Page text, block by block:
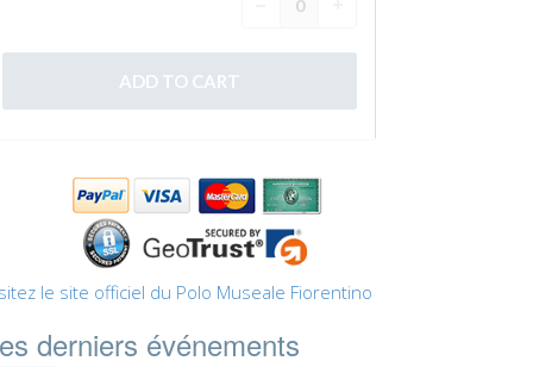
le site officiel du Polo Museale Fiorentino
derniers événements